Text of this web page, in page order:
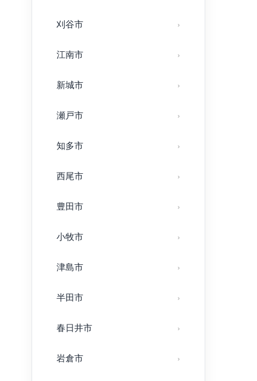
刈谷市
江南市
新城市
瀬戸市
知多市
西尾市
豊田市
小牧市
津島市
半田市
春日井市
岩倉市